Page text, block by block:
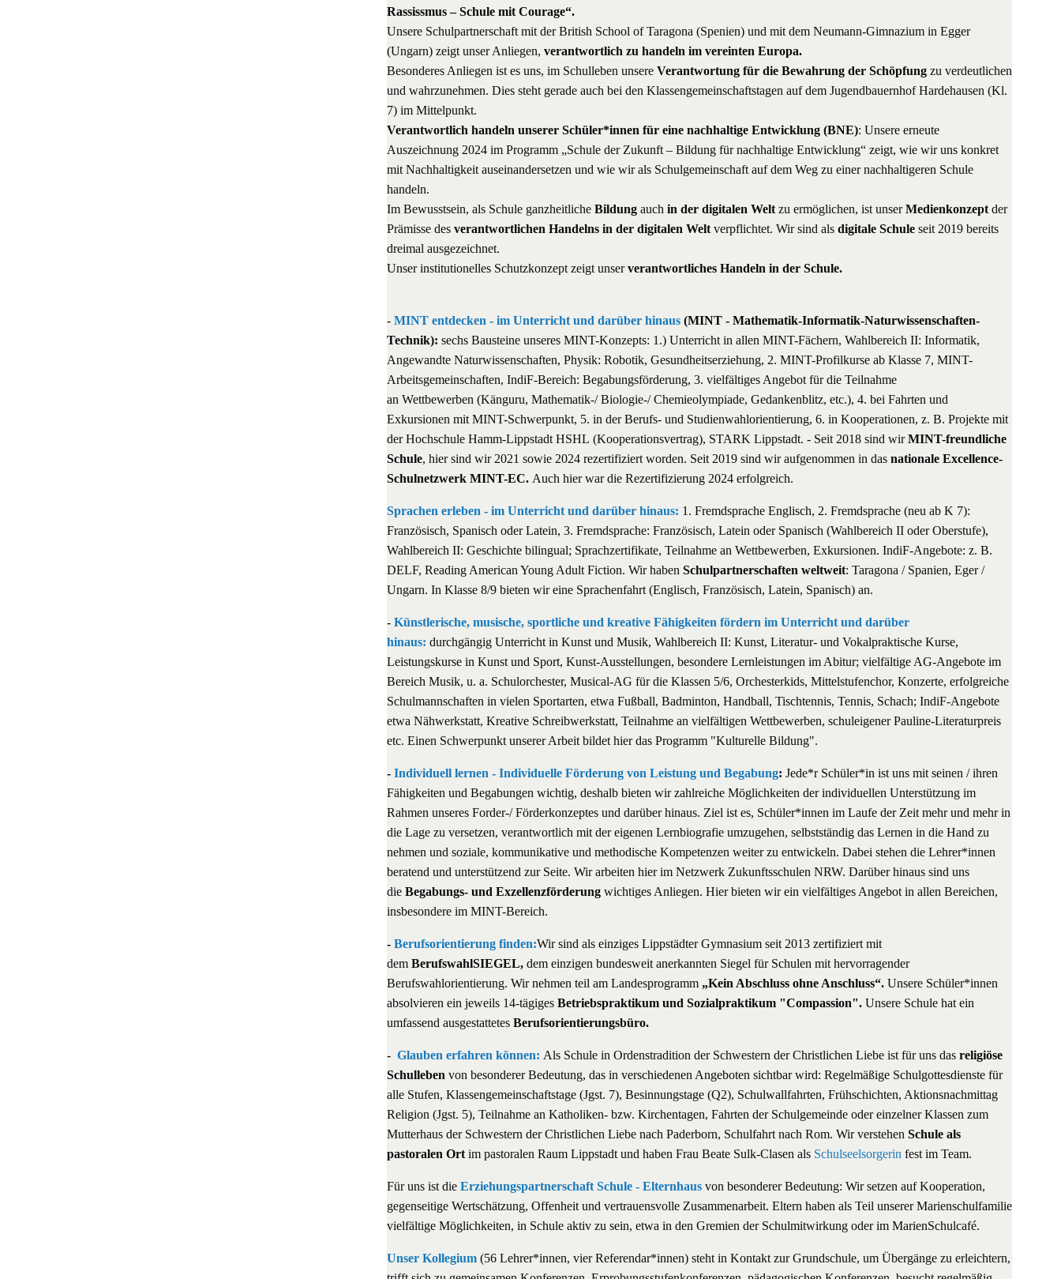
Rassissmus – Schule mit Courage“.
Unsere Schulpartnerschaft mit der British School of Taragona (Spenien) und mit dem Neumann-Gimnazium in Egger
(Ungarn) zeigt unser Anliegen, verantwortlich zu handeln im vereinten Europa.
Besonderes Anliegen ist es uns, im Schulleben unsere Verantwortung für die Bewahrung der Schöpfungzu verdeutlichen
und wahrzunehmen. Dies steht gerade auch bei den Klassengemeinschaftstagen auf dem Jugendbauernhof Hardehausen (Kl.
7) im Mittelpunkt.
Verantwortlich handeln unserer Schüler*innen für eine nachhaltige Entwicklung (BNE): Unsere erneute
Auszeichnung 2024 im Programm „Schule der Zukunft – Bildung für nachhaltige Entwicklung“ zeigt, wie wir uns konkret
mit Nachhaltigkeit auseinandersetzen und wie wir als Schulgemeinschaft auf dem Weg zu einer nachhaltigeren Schule
handeln.
Im Bewusstsein, als Schule ganzheitliche Bildung auch in der digitalen Weltzu ermöglichen, ist unserMedienkonzeptder
Prämisse des verantwortlichen Handelns in der digitalen Welt verpflichtet. Wir sind als digitale Schule seit 2019 bereits
dreimal ausgezeichnet.
Unser institutionelles Schutzkonzept zeigt unserverantwortliches Handeln in der Schule.
- MINT entdecken - im Unterricht und darüber hinaus(MINT - Mathematik-Informatik-Naturwissenschaften-
Technik): sechs Bausteine unseres MINT-Konzepts: 1.) Unterricht in allen MINT-Fächern, Wahlbereich II: Informatik,
Angewandte Naturwissenschaften, Physik: Robotik, Gesundheitserziehung, 2. MINT-Profilkurse ab Klasse 7, MINT-
Arbeitsgemeinschaften, IndiF-Bereich: Begabungsförderung, 3. vielfältiges Angebot für die Teilnahme
an Wettbewerben (Känguru, Mathematik-/ Biologie-/ Chemieolympiade, Gedankenblitz, etc.), 4. bei Fahrten und
Exkursionen mit MINT-Schwerpunkt, 5. in der Berufs- und Studienwahlorientierung, 6. in Kooperationen, z. B. Projekte mit
der Hochschule Hamm-Lippstadt HSHL (Kooperationsvertrag), STARK Lippstadt. - Seit 2018 sind wirMINT-freundliche
Schule, hier sind wir 2021 sowie 2024 rezertifiziert worden. Seit 2019 sind wir aufgenommen in das nationale Excellence-
Schulnetzwerk MINT-EC. Auch hier war die Rezertifizierung 2024 erfolgreich.
Sprachen erleben - im Unterricht und darüber hinaus: 1. Fremdsprache Englisch, 2. Fremdsprache (neu ab K 7):
Französisch, Spanisch oder Latein, 3. Fremdsprache: Französisch, Latein oder Spanisch (Wahlbereich II oder Oberstufe),
Wahlbereich II: Geschichte bilingual; Sprachzertifikate, Teilnahme an Wettbewerben, Exkursionen. IndiF-Angebote: z. B.
DELF, Reading American Young Adult Fiction. Wir haben Schulpartnerschaften weltweit: Taragona / Spanien, Eger /
Ungarn. In Klasse 8/9 bieten wir eine Sprachenfahrt (Englisch, Französisch, Latein, Spanisch) an.
- Künstlerische, musische, sportliche und kreative Fähigkeiten fördern im Unterricht und darüber
hinaus: durchgängig Unterricht in Kunst und Musik, Wahlbereich II: Kunst, Literatur- und Vokalpraktische Kurse,
Leistungskurse in Kunst und Sport, Kunst-Ausstellungen, besondere Lernleistungen im Abitur; vielfältige AG-Angebote im
Bereich Musik, u. a. Schulorchester, Musical-AG für die Klassen 5/6, Orchesterkids, Mittelstufenchor, Konzerte, erfolgreiche
Schulmannschaften in vielen Sportarten, etwa Fußball, Badminton, Handball, Tischtennis, Tennis, Schach; IndiF-Angebote
etwa Nähwerkstatt, Kreative Schreibwerkstatt, Teilnahme an vielfältigen Wettbewerben, schuleigener Pauline-Literaturpreis
etc. Einen Schwerpunkt unserer Arbeit bildet hier das Programm "Kulturelle Bildung".
- Individuell lernen - Individuelle Förderung von Leistung und Begabung: Jede*r Schüler*in ist uns mit seinen / ihren
Fähigkeiten und Begabungen wichtig, deshalb bieten wir zahlreiche Möglichkeiten der individuellen Unterstützung im
Rahmen unseres Forder-/ Förderkonzeptes und darüber hinaus. Ziel ist es, Schüler*innen im Laufe der Zeit mehr und mehr in
die Lage zu versetzen, verantwortlich mit der eigenen Lernbiografie umzugehen, selbstständig das Lernen in die Hand zu
nehmen und soziale, kommunikative und methodische Kompetenzen weiter zu entwickeln. Dabei stehen die Lehrer*innen
beratend und unterstützend zur Seite. Wir arbeiten hier im Netzwerk Zukunftsschulen NRW. Darüber hinaus sind uns
die Begabungs- und Exzellenzförderungwichtiges Anliegen. Hier bieten wir ein vielfältiges Angebot in allen Bereichen,
insbesondere im MINT-Bereich.
- Berufsorientierung finden:Wir sind als einziges Lippstädter Gymnasium seit 2013 zertifiziert mit
dem BerufswahlSIEGEL,dem einzigen bundesweit anerkannten Siegel für Schulen mit hervorragender
Berufswahlorientierung. Wir nehmen teil am Landesprogramm „Kein Abschluss ohne Anschluss“.Unsere Schüler*innen
absolvieren ein jeweils 14-tägiges Betriebspraktikum und Sozialpraktikum "Compassion". Unsere Schule hat ein
umfassend ausgestattetes Berufsorientierungsbüro.
- Glauben erfahren können: Als Schule in Ordenstradition der Schwestern der Christlichen Liebe ist für uns das religiöse
Schulleben von besonderer Bedeutung, das in verschiedenen Angeboten sichtbar wird: Regelmäßige Schulgottesdienste für
alle Stufen, Klassengemeinschaftstage (Jgst. 7), Besinnungstage (Q2), Schulwallfahrten, Frühschichten, Aktionsnachmittag
Religion (Jgst. 5), Teilnahme an Katholiken- bzw. Kirchentagen, Fahrten der Schulgemeinde oder einzelner Klassen zum
Mutterhaus der Schwestern der Christlichen Liebe nach Paderborn, Schulfahrt nach Rom. Wir verstehen Schule als
pastoralen Ortim pastoralen Raum Lippstadt und haben Frau Beate Sulk-Clasen als Schulseelsorgerin fest im Team.
Für uns ist die Erziehungspartnerschaft Schule - Elternhausvon besonderer Bedeutung: Wir setzen auf Kooperation,
gegenseitige Wertschätzung, Offenheit und vertrauensvolle Zusammenarbeit. Eltern haben als Teil unserer Marienschulfamilie
vielfältige Möglichkeiten, in Schule aktiv zu sein, etwa in den Gremien der Schulmitwirkung oder im MarienSchulcafé.
Unser Kollegium(56 Lehrer*innen, vier Referendar*innen) steht in Kontakt zur Grundschule, um Übergänge zu erleichtern,